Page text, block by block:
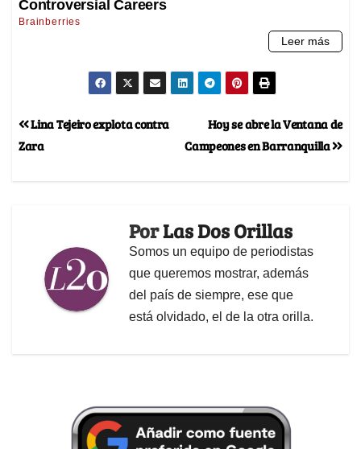
Hoy se abre la Ventana de
Campeones en Barranquilla
Lina Tejeiro explota contra
Zara
PorLas Dos Orillas
Somos un equipo de periodistas
que queremos mostrar, además
del país de siempre, ese que
está olvidado, el de la otra orilla.